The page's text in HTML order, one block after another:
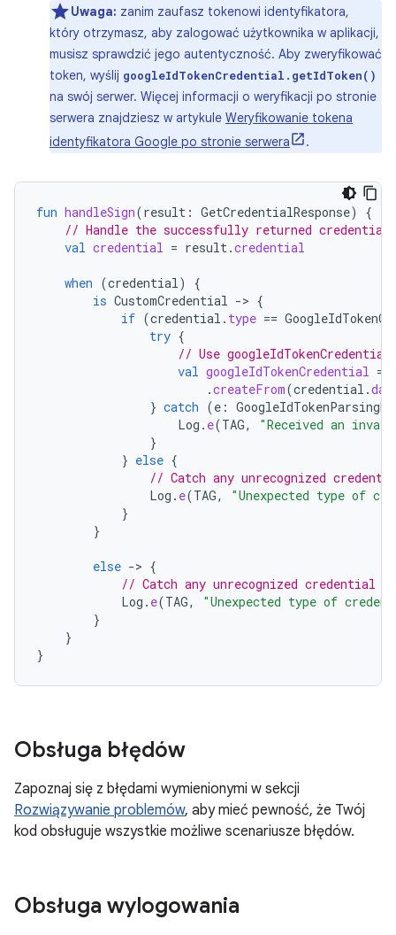
Uwaga: zanim zaufasz tokenowi identyfikatora,
który otrzymasz, aby zalogować użytkownika w aplikacji,
musisz sprawdzić jego autentyczność. Aby zweryfikować
token, wyślij googleIdTokenCredential.getIdToken()
na swój serwer. Więcej informacji o weryfikacji po stronie
serwera znajdziesz w artykule Weryfikowanie tokena
identyfikatora Google po stronie serwera
.
fun handleSign(result : GetCredentialResponse)
{
// Handle the successfully returned credential.
val credential = result.credential
when (credential)
{
is CustomCredential -> {
if (credential . type ==
try {
// Use
val googleIdTokenCredential =
.createFrom(credential .
} catch (e :
Log . e(TAG,
"Received an
}
} else {
// Catch any unrecognized
Log . e(TAG,
"Unexpected type of
}
}
else -> {
// Catch any unrecognized credential
Log . e(TAG,
"Unexpected type of
}
}
}
Obsługa błędów
Zapoznaj się z błędami wymienionymi w sekcji
Rozwiązywanie problemów, aby mieć pewność, że Twój
kod obsługuje wszystkie możliwe scenariusze błędów.
Obsługa wylogowania